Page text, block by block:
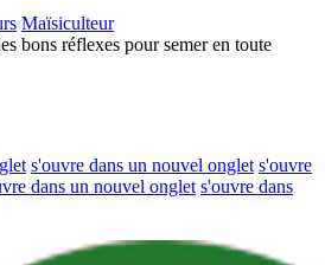
Maïsiculteur
bons réflexes pour semer en toute
s'ouvre dans un nouvel onglet s'ouvre
dans un nouvel onglet s'ouvre dans